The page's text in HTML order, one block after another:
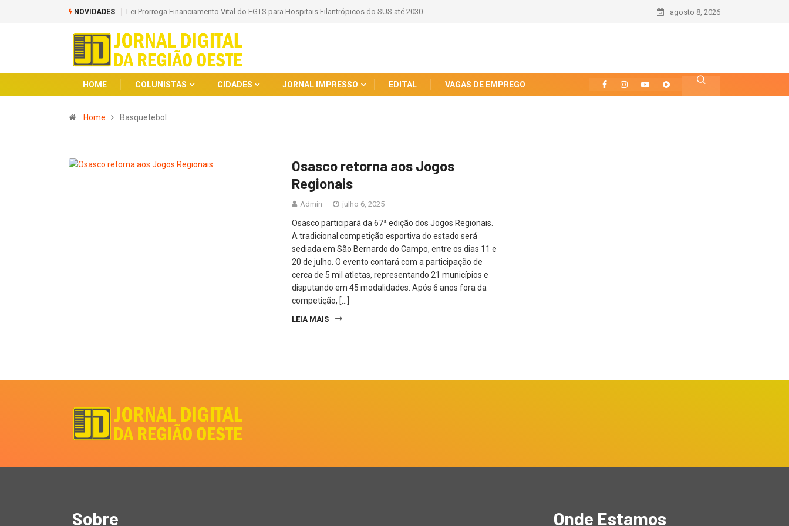
NOVIDADES Lei Prorroga Financiamento Vital do FGTS para Hospitais Filantrópicos do SUS até 2030 agosto 8, 2026
HOME COLUNISTAS CIDADES JORNAL IMPRESSO EDITAL VAGAS DE EMPREGO
Home Basquetebol
Osasco retorna aos Jogos
Regionais
Admin julho 6, 2025
Osasco participará da 67ª edição dos Jogos Regionais.
A tradicional competição esportiva do estado será
sediada em São Bernardo do Campo, entre os dias 11 e
20 de julho. O evento contará com a participação de
cerca de 5 mil atletas, representando 21 municípios e
disputando em 45 modalidades. Após 6 anos fora da
competição, […]
LEIA MAIS
Sobre Onde Estamos